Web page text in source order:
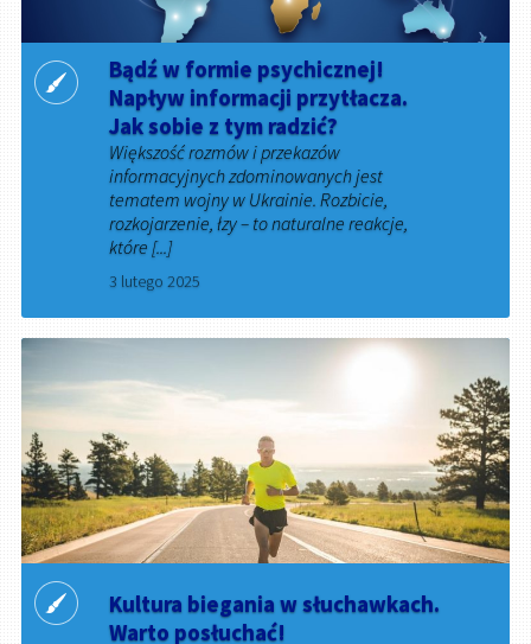
Bądź w formie psychicznej!
Napływ informacji przytłacza.
Jak sobie z tym radzić?
Większość rozmów i przekazów
informacyjnych zdominowanych jest
tematem wojny w Ukrainie. Rozbicie,
rozkojarzenie, łzy – to naturalne reakcje,
które [...]
3 lutego 2025
Kultura biegania w słuchawkach.
Warto posłuchać!